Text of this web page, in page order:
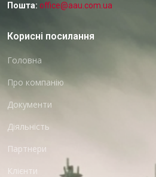
Пошта: office@aau.com.ua
Корисні посилання
Головна
Про компанію
Документи
Діяльність
Партнери
Клієнти